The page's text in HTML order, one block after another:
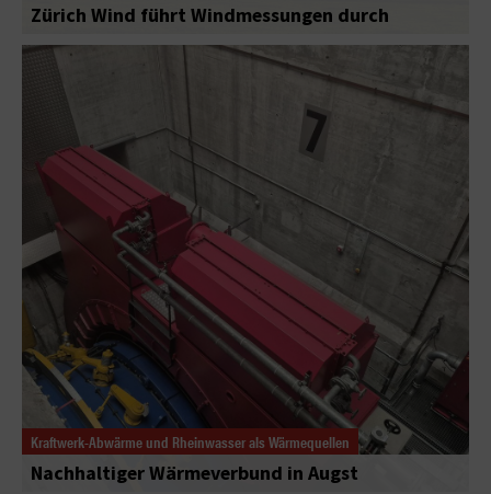
Zürich Wind führt Windmessungen durch
Kraftwerk-Abwärme und Rheinwasser als Wärmequellen
Nachhaltiger Wärmeverbund in Augst